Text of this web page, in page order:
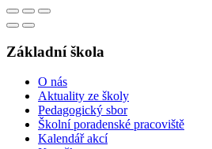
Základní škola
O nás
Aktuality ze školy
Pedagogický sbor
Školní poradenské pracoviště
Kalendář akcí